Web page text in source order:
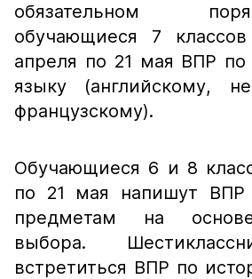
обязательном
обучающиеся 7
апреля по 21 мая ВПР по
языку (английскому,
французскому).
Обучающиеся 6 и 8
по 21 мая напишут
предметам на
выбора.
встретиться ВПР по